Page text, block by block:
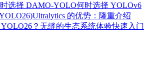
选择 DAMO-YOLO何时选择 YOLOv6
Ultralytics 的优势：隆重介绍
？ 无缝的生态系统体验快速入门